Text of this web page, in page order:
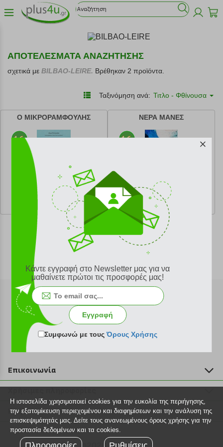
ΑΠΟΤΕΛΕΣΜΑΤΑ ΑΝΑΖΗΤΗΣΗΣ
σχετικά με BILBAO-LEIRE. Βρέθηκαν 2 προϊόντα.
Ταξινόμηση ανά: Τιτλο - Φθίνουσα
Ο ΜΙΚΡΟΡΑΜΦΟΥΛΗΣ
κωδ. 108214220
9.54 €
Ελάχιστη 30 ημερών 10.60 €
Προτεινόμενη λιανική 10.60 €
ΝΕΡΑ ΜΑΝΕΣ
108179689
9.54 €
Ελάχιστη 30 ημερών 10.60 €
Προτεινόμενη λιανική 10.60 €
Εγγραφή στο newsletter
Επικοινωνία
211 2000 700
info@plus4u.gr
Η εταιρία
Σημεία παραλαβής
Ευκαιρίες καριέρας
Βοήθεια
Εξέλιξη παραγγελίας
Τρόποι παραγγελίας
Κάντε εγγραφή στο Newsletter μας για να
μαθαίνετε πρώτοι τις προσφορές μας!
Εγγραφή
Συμφωνώ με τουςΌρους Χρήσης
Η ιστοσελίδα χρησιμοποιεί cookies για την ευκολία της περιήγησης,
την εξατομίκευση περιεχομένου και διαφημίσεων και την ανάλυση της
επισκεψιμότητάς μας. Δείτε τους ανανεωμένους όρους χρήσης για την
προστασία δεδομένων και τα cookies.